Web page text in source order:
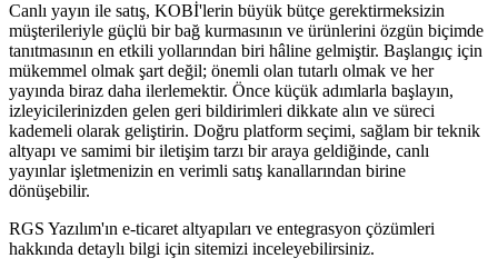
Canlı yayın ile satış, KOBİ'lerin büyük bütçe gerektirmeksizin
müşterileriyle güçlü bir bağ kurmasının ve ürünlerini özgün biçimde
tanıtmasının en etkili yollarından biri hâline gelmiştir. Başlangıç için
mükemmel olmak şart değil; önemli olan tutarlı olmak ve her
yayında biraz daha ilerlemektir. Önce küçük adımlarla başlayın,
izleyicilerinizden gelen geri bildirimleri dikkate alın ve süreci
kademeli olarak geliştirin. Doğru platform seçimi, sağlam bir teknik
altyapı ve samimi bir iletişim tarzı bir araya geldiğinde, canlı
yayınlar işletmenizin en verimli satış kanallarından birine
dönüşebilir.
RGS Yazılım'ın e-ticaret altyapıları ve entegrasyon çözümleri
hakkında detaylı bilgi için sitemizi inceleyebilirsiniz.